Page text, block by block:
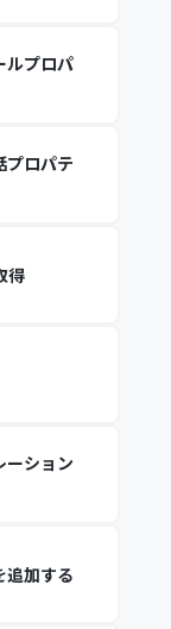
ルプロパ
プロパテ
得
ーション
追加する